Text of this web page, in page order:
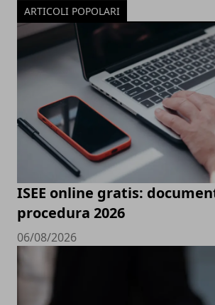
ARTICOLI POPOLARI
ISEE online gratis:
procedura 2026
06/08/2026